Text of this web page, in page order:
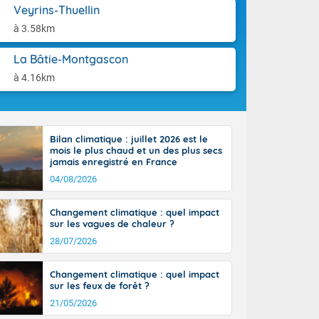
Veyrins-Thuellin
à 3.58km
La Bâtie-Montgascon
à 4.16km
ensoleillée,
une
le vent
Il fait 12 à
elles
et
sur le
Alpes à
terres et 20
Bilan climatique : juillet 2026 est le
mois le plus chaud et un des plus secs
jamais enregistré en France
04/08/2026
Changement climatique : quel impact
sur les vagues de chaleur ?
28/07/2026
Changement climatique : quel impact
sur les feux de forêt ?
21/05/2026